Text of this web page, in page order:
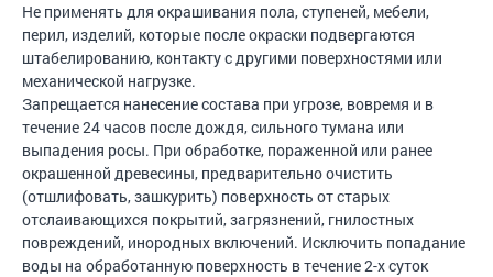
Не применять для окрашивания пола, ступеней, мебели,
перил, изделий, которые после окраски подвергаются
штабелированию, контакту с другими поверхностями или
механической нагрузке.
Запрещается нанесение состава при угрозе, вовремя и в
течение 24 часов после дождя, сильного тумана или
выпадения росы. При обработке, пораженной или ранее
окрашенной древесины, предварительно очистить
(отшлифовать, зашкурить) поверхность от старых
отслаивающихся покрытий, загрязнений, гнилостных
повреждений, инородных включений. Исключить попадание
воды на обработанную поверхность в течение 2-х суток